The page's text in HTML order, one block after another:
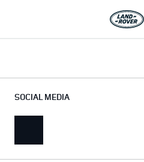
SOCIAL MEDIA